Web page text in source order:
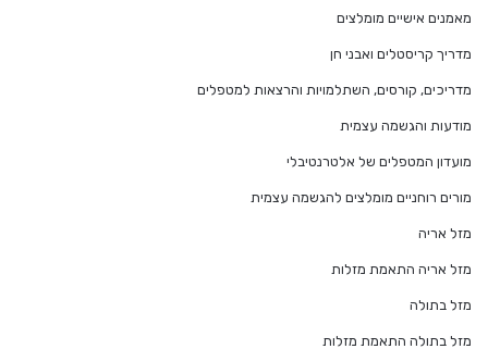
מאמנים אישיים מומלצים
מדריך קריסטלים ואבני חן
מדריכים, קורסים, השתלמויות והרצאות למטפלים
מודעות והגשמה עצמית
מועדון המטפלים של אלטרנטיבלי
מורים רוחניים מומלצים להגשמה עצמית
מזל אריה
מזל אריה התאמת מזלות
מזל בתולה
מזל בתולה התאמת מזלות